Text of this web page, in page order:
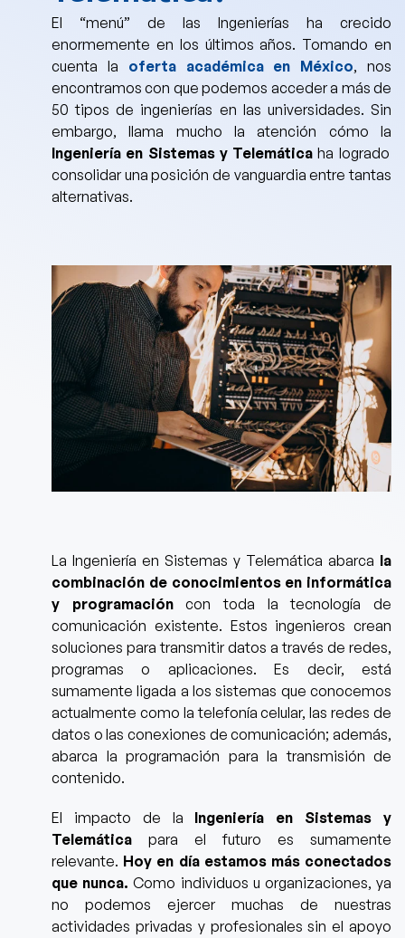
El “menú” de las Ingenierías ha crecido
enormemente en los últimos años. Tomando en
cuenta la oferta académica en México, nos
encontramos con que podemos acceder a más de
50 tipos de ingenierías en las universidades. Sin
embargo, llama mucho la atención cómo la
Ingeniería en Sistemas y Telemáticaha logrado
consolidar una posición de vanguardia entre tantas
alternativas.
La Ingeniería en Sistemas y Telemática abarca la
combinación de conocimientos en informática
y programacióncon toda la tecnología de
comunicación existente. Estos ingenieros crean
soluciones para transmitir datos a través de redes,
programas o aplicaciones. Es decir, está
sumamente ligada a los sistemas que conocemos
actualmente como la telefonía celular, las redes de
datos o las conexiones de comunicación; además,
abarca la programación para la transmisión de
contenido.
El impacto de la Ingeniería en Sistemas y
Telemática para el futuro es sumamente
relevante. Hoy en día estamos más conectados
que nunca. Como individuos u organizaciones, ya
no podemos ejercer muchas de nuestras
actividades privadas y profesionales sin el apoyo